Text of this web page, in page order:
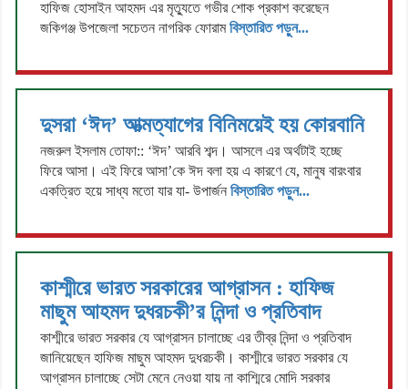
হাফিজ হোসাইন আহমদ এর মৃত্যুতে গভীর শোক প্রকাশ করেছেন
জকিগঞ্জ উপজেলা সচেতন নাগরিক ফোরামবিস্তারিত পড়ুন...
দুসরা ‘ঈদ’ আত্মত্যাগের বিনিময়েই হয় কোরবানি
নজরুল ইসলাম তোফা:: ‘ঈদ’ আরবি শব্দ। আসলে এর অর্থটাই হচ্ছে
ফিরে আসা। এই ফিরে আসা’কে ঈদ বলা হয় এ কারণে যে, মানুষ বারংবার
একত্রিত হয়ে সাধ্য মতো যার যা- উপার্জন বিস্তারিত পড়ুন...
কাশ্মীরে ভারত সরকারের আগ্রাসন : হাফিজ
মাছুম আহমদ দুধরচকী’র নিন্দা ও প্রতিবাদ
কাশ্মীরে ভারত সরকার যে আগ্রাসন চালাচ্ছে এর তীব্র নিন্দা ও প্রতিবাদ
জানিয়েছেন হাফিজ মাছুম আহমদ দুধরচকী। কাশ্মীরে ভারত সরকার যে
আগ্রাসন চালাচ্ছে সেটা মেনে নেওয়া যায় না কাশ্মিরে মোদি সরকার